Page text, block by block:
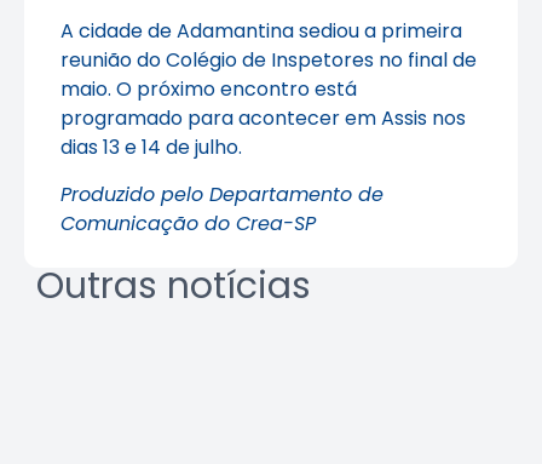
A cidade de Adamantina sediou a primeira
reunião do Colégio de Inspetores no final de
maio. O próximo encontro está
programado para acontecer em Assis nos
dias 13 e 14 de julho.
Produzido pelo Departamento de
Comunicação do Crea-SP
Outras notícias